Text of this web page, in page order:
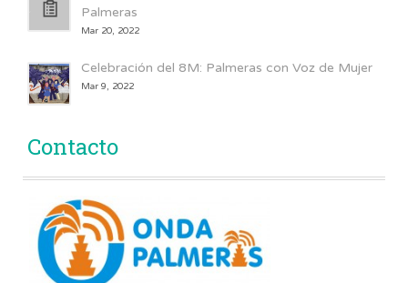
Palmeras
Mar 20, 2022
Celebración del 8M: Palmeras con Voz de Mujer
Mar 9, 2022
Contacto